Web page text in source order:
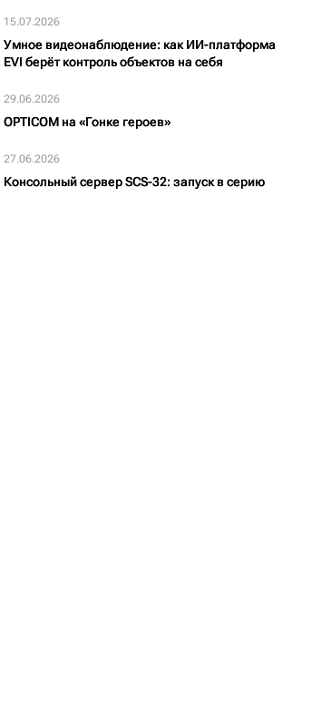
15.07.2026
Умное видеонаблюдение: как ИИ-платформа
EVI берёт контроль объектов на себя
29.06.2026
OPTICOM на «Гонке героев»
27.06.2026
Консольный сервер SCS-32: запуск в серию